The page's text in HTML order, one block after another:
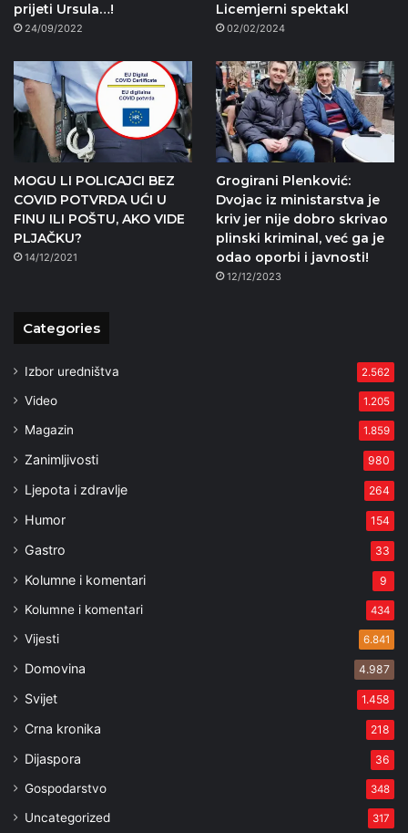
prijeti Ursula…!
24/09/2022
Licemjerni spektakl
02/02/2024
MOGU LI POLICAJCI BEZ
COVID POTVRDA UĆI U
FINU ILI POŠTU, AKO VIDE
PLJAČKU?
14/12/2021
Grogirani Plenković:
Dvojac iz ministarstva je
kriv jer nije dobro skrivao
plinski kriminal, već ga je
odao oporbi i javnosti!
12/12/2023
Categories
Izbor uredništva 2.562
Video 1.205
Magazin 1.859
Zanimljivosti 980
Ljepota i zdravlje 264
Humor 154
Gastro 33
Kolumne i komentari 9
Kolumne i komentari 434
Vijesti 6.841
Domovina 4.987
Svijet 1.458
Crna kronika 218
Dijaspora 36
Gospodarstvo 348
Uncategorized 317